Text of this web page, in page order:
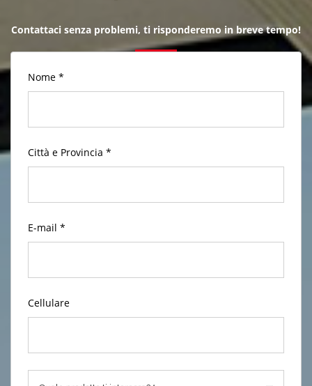
Contattaci senza problemi, ti risponderemo in breve tempo!
Nome *
Città e Provincia *
E-mail *
Cellulare